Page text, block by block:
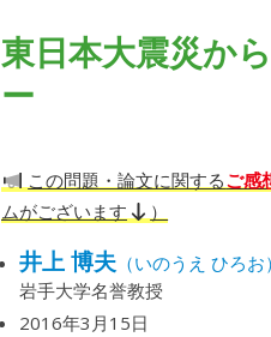
東日本大震災か
ー
この問題・論文に関するご感
ムがございます
）
井上 博夫 （いのうえ ひろお）
岩手大学名誉教授
2016年3月15日